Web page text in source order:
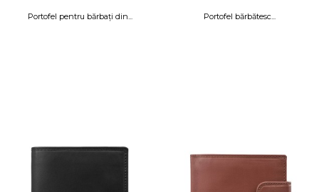
Portofel pentru bărbați din... Portofel bărbătesc...